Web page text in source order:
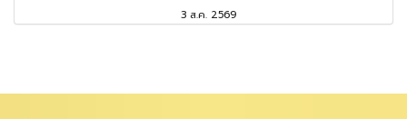
3 ส.ค. 2569